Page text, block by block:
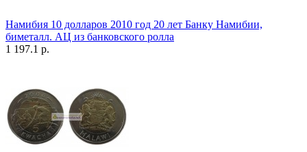
Намибия 10 долларов 2010 год 20 лет Банку Намибии,
биметалл. АЦ из банковского ролла
1 197.1 р.